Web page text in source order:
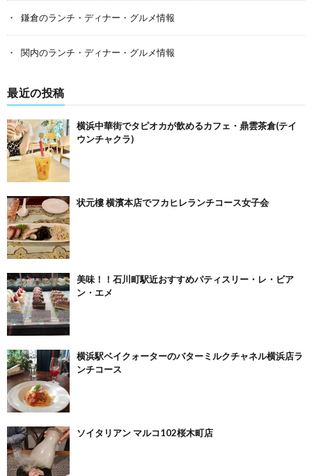
鎌倉のランチ・ディナー・グルメ情報
関内のランチ・ディナー・グルメ情報
最近の投稿
横浜中華街でタピオカが飲めるカフェ・鼎雲茶倉(テイ
ウンチャクラ)
状元樓 横濱本店でフカヒレランチコース女子会
美味！！石川町駅近おすすめパティスリー・レ・ビア
ン・エメ
横浜駅ベイクォーターのバターミルクチャネル横浜店ラ
ンチコース
ソイタリアン マルコ102桜木町店